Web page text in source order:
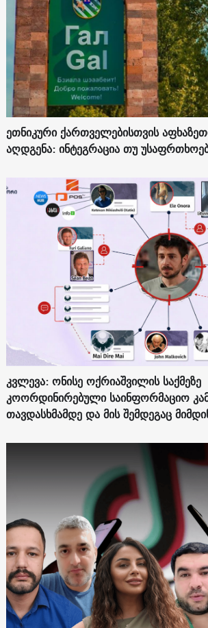
ეთნიკური ქართველებისთვის
აღდგენა: ინტეგრაცია თუ
კვლევა: ონისე ოქრიაშვილის საქმეზე
კოორდინირებული საინფორმაციო
თავდასხმამდე და მის შემდეგაც